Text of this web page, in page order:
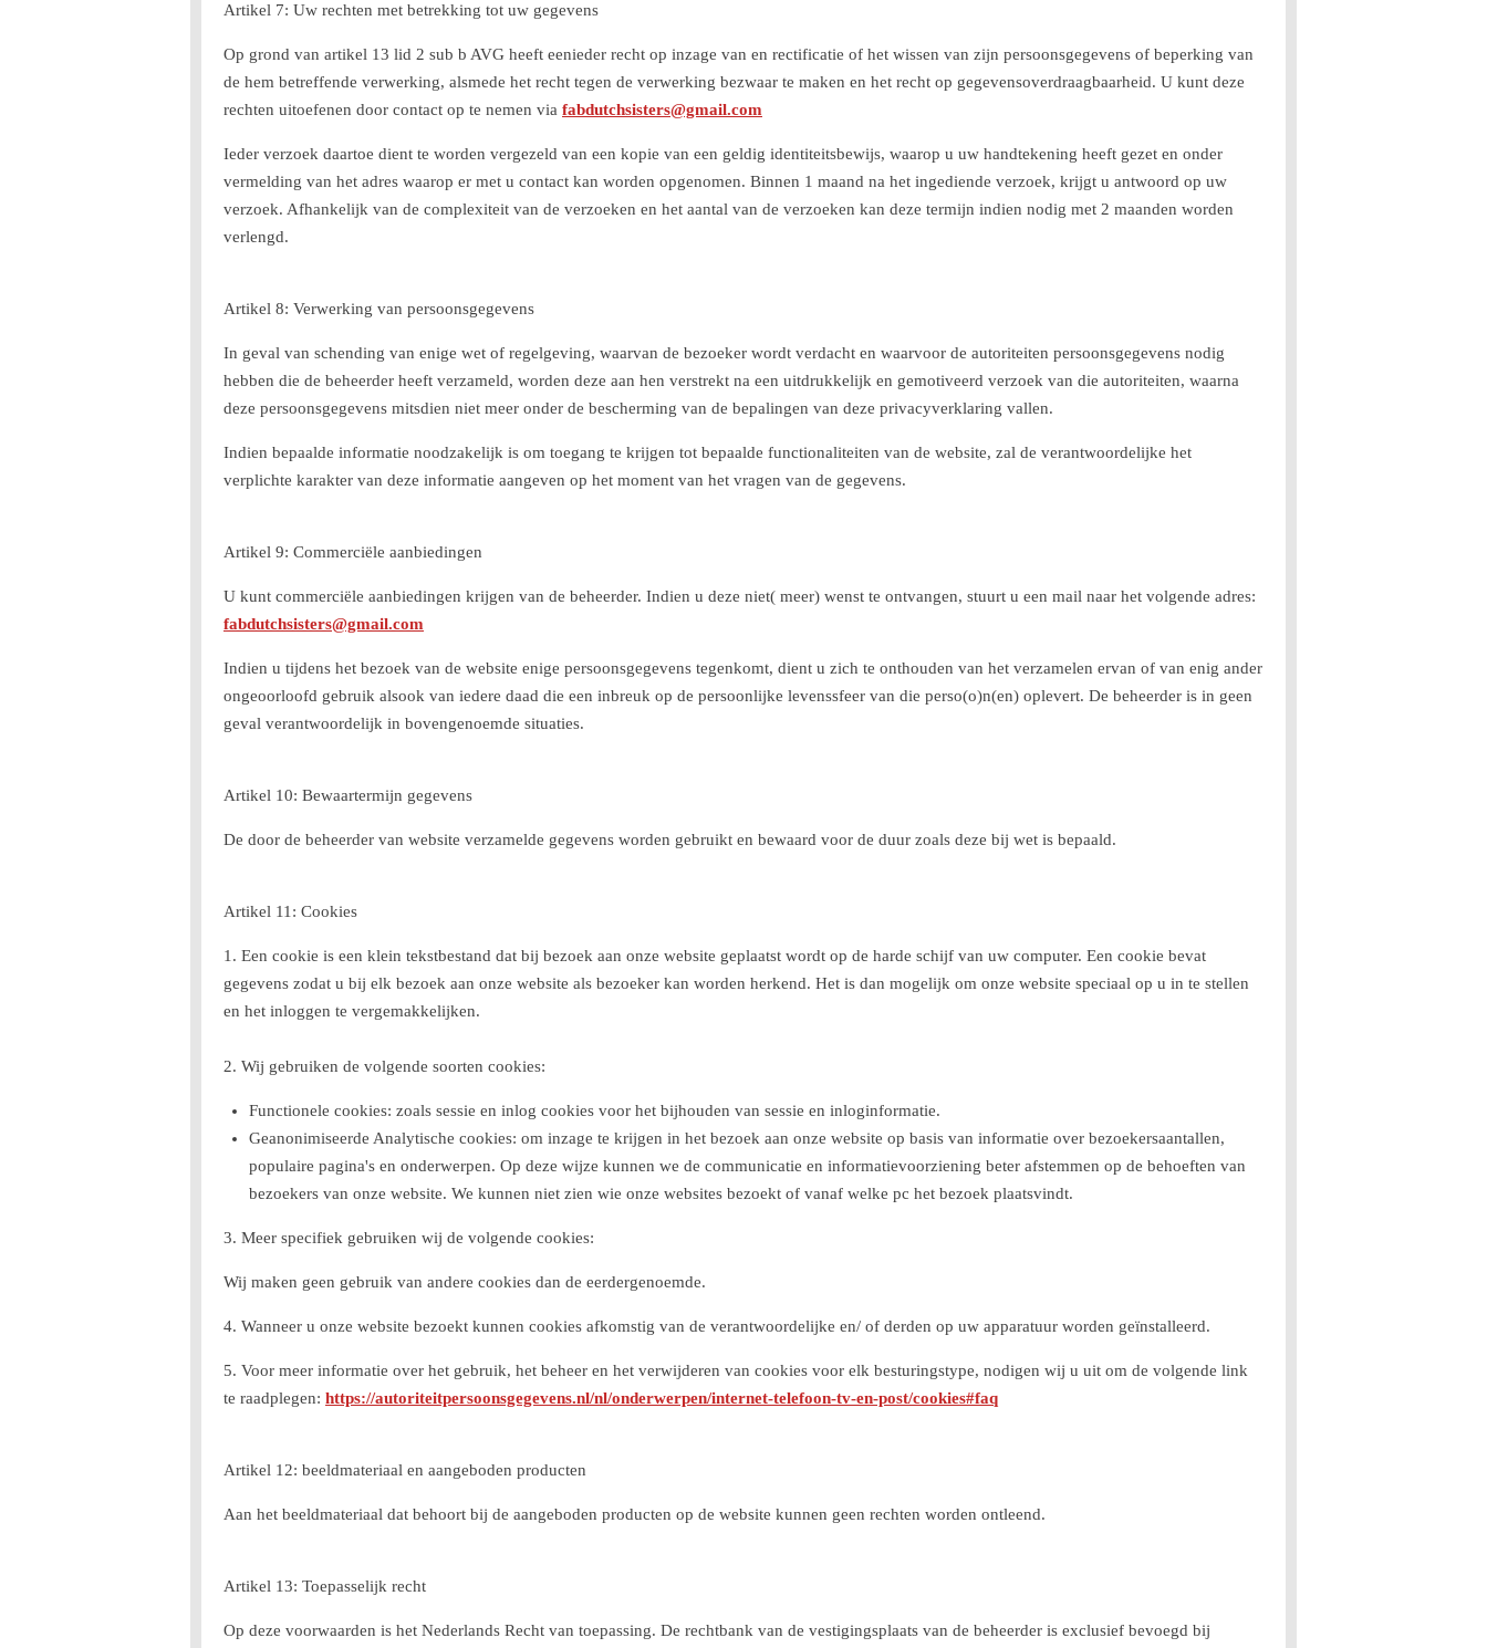
Artikel 7: Uw rechten met betrekking tot uw gegevens
Op grond van artikel 13 lid 2 sub b AVG heeft eenieder recht op inzage van en rectificatie of het wissen van zijn persoonsgegevens of beperking van
de hem betreffende verwerking, alsmede het recht tegen de verwerking bezwaar te maken en het recht op gegevensoverdraagbaarheid. U kunt deze
rechten uitoefenen door contact op te nemen via fabdutchsisters@gmail.com
Ieder verzoek daartoe dient te worden vergezeld van een kopie van een geldig identiteitsbewijs, waarop u uw handtekening heeft gezet en onder
vermelding van het adres waarop er met u contact kan worden opgenomen. Binnen 1 maand na het ingediende verzoek, krijgt u antwoord op uw
verzoek. Afhankelijk van de complexiteit van de verzoeken en het aantal van de verzoeken kan deze termijn indien nodig met 2 maanden worden
verlengd.
Artikel 8: Verwerking van persoonsgegevens
In geval van schending van enige wet of regelgeving, waarvan de bezoeker wordt verdacht en waarvoor de autoriteiten persoonsgegevens nodig
hebben die de beheerder heeft verzameld, worden deze aan hen verstrekt na een uitdrukkelijk en gemotiveerd verzoek van die autoriteiten, waarna
deze persoonsgegevens mitsdien niet meer onder de bescherming van de bepalingen van deze privacyverklaring vallen.
Indien bepaalde informatie noodzakelijk is om toegang te krijgen tot bepaalde functionaliteiten van de website, zal de verantwoordelijke het
verplichte karakter van deze informatie aangeven op het moment van het vragen van de gegevens.
Artikel 9: Commerciële aanbiedingen
U kunt commerciële aanbiedingen krijgen van de beheerder. Indien u deze niet( meer) wenst te ontvangen, stuurt u een mail naar het volgende adres:
fabdutchsisters@gmail.com
Indien u tijdens het bezoek van de website enige persoonsgegevens tegenkomt, dient u zich te onthouden van het verzamelen ervan of van enig ander
ongeoorloofd gebruik alsook van iedere daad die een inbreuk op de persoonlijke levenssfeer van die perso(o)n(en) oplevert. De beheerder is in geen
geval verantwoordelijk in bovengenoemde situaties.
Artikel 10: Bewaartermijn gegevens
De door de beheerder van website verzamelde gegevens worden gebruikt en bewaard voor de duur zoals deze bij wet is bepaald.
Artikel 11: Cookies
1. Een cookie is een klein tekstbestand dat bij bezoek aan onze website geplaatst wordt op de harde schijf van uw computer. Een cookie bevat
gegevens zodat u bij elk bezoek aan onze website als bezoeker kan worden herkend. Het is dan mogelijk om onze website speciaal op u in te stellen
en het inloggen te vergemakkelijken.
2. Wij gebruiken de volgende soorten cookies:
Functionele cookies: zoals sessie en inlog cookies voor het bijhouden van sessie en inloginformatie.
Geanonimiseerde Analytische cookies: om inzage te krijgen in het bezoek aan onze website op basis van informatie over bezoekersaantallen,
populaire pagina's en onderwerpen. Op deze wijze kunnen we de communicatie en informatievoorziening beter afstemmen op de behoeften van
bezoekers van onze website. We kunnen niet zien wie onze websites bezoekt of vanaf welke pc het bezoek plaatsvindt.
3. Meer specifiek gebruiken wij de volgende cookies:
Wij maken geen gebruik van andere cookies dan de eerdergenoemde.
4. Wanneer u onze website bezoekt kunnen cookies afkomstig van de verantwoordelijke en/ of derden op uw apparatuur worden geïnstalleerd.
5. Voor meer informatie over het gebruik, het beheer en het verwijderen van cookies voor elk besturingstype, nodigen wij u uit om de volgende link
te raadplegen: https://autoriteitpersoonsgegevens.nl/nl/onderwerpen/internet-telefoon-tv-en-post/cookies#faq
Artikel 12: beeldmateriaal en aangeboden producten
Aan het beeldmateriaal dat behoort bij de aangeboden producten op de website kunnen geen rechten worden ontleend.
Artikel 13: Toepasselijk recht
Op deze voorwaarden is het Nederlands Recht van toepassing. De rechtbank van de vestigingsplaats van de beheerder is exclusief bevoegd bij